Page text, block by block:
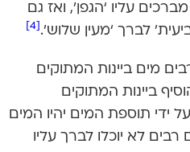
עליו ‘הגפן’, ואז גם
לברך ‘מעין שלוש’.
מים ביינות המתוקים
ביינות המתוקים
ידי תוספת המים יהיו המים
רבים לא יוכלו לברך עליו